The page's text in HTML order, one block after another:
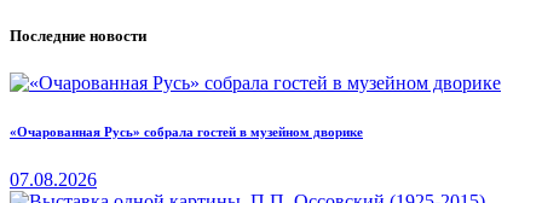
Последние новости
«Очарованная Русь» собрала гостей в музейном дворике
07.08.2026